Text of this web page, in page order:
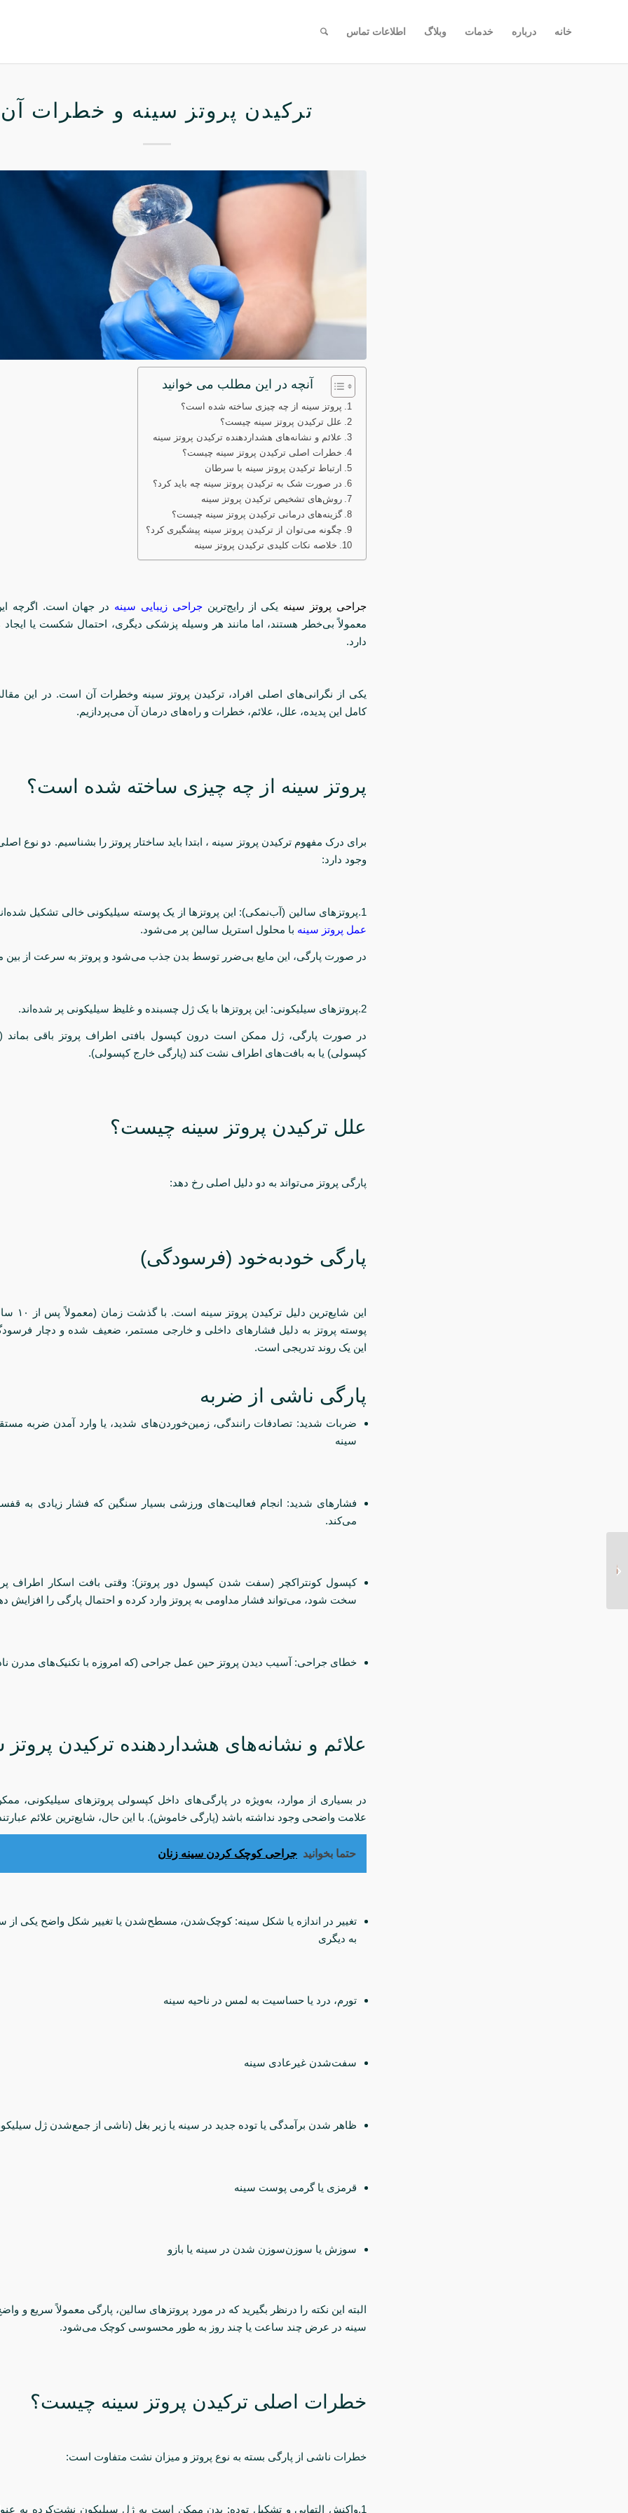
خانه درباره خدمات وبلاگ اطلاعات تماس
ترکیدن پروتز سینه و خطرات آن
آنچه در این مطلب می خوانید
پروتز سینه از چه چیزی ساخته شده است؟
علل ترکیدن پروتز سینه چیست؟
علائم و نشانه‌های هشداردهنده ترکیدن پروتز سینه
خطرات اصلی ترکیدن پروتز سینه چیست؟
ارتباط ترکیدن پروتز سینه با سرطان
در صورت شک به ترکیدن پروتز سینه چه باید کرد؟
روش‌های تشخیص ترکیدن پروتز سینه
گزینه‌های درمانی ترکیدن پروتز سینه چیست؟
چگونه می‌توان از ترکیدن پروتز سینه پیشگیری کرد؟
خلاصه نکات کلیدی ترکیدن پروتز سینه
جراحی پروتز سینه یکی از رایج‌ترین جراحی زیبایی سینه در جهان است. اگرچه
معمولاً بی‌خطر هستند، اما مانند هر وسیله پزشکی دیگری، احتمال شکست یا
دارد.
یکی از نگرانی‌های اصلی افراد، ترکیدن پروتز سینه وخطرات آن است. در این
کامل این پدیده، علل، علائم، خطرات و راه‌های درمان آن می‌پردازیم.
پروتز سینه از چه چیزی ساخته شده است؟
برای درک مفهوم ترکیدن پروتز سینه ، ابتدا باید ساختار پروتز را بشناسیم. دو نوع
وجود دارد:
1.پروتزهای سالین (آب‌نمکی): این پروتزها از یک پوسته سیلیکونی خالی تشکیل شده‌اند که در حین
عمل پروتز سینه با محلول استریل سالین پر می‌شود.
در صورت پارگی، این مایع بی‌ضرر توسط بدن جذب می‌شود و پروتز به سرعت از بین
2.پروتزهای سیلیکونی: این پروتزها با یک ژل چسبنده و غلیظ سیلیکونی پر شده‌اند.
در صورت پارگی، ژل ممکن است درون کپسول بافتی اطراف پروتز باقی بماند
کپسولی) یا به بافت‌های اطراف نشت کند (پارگی خارج کپسولی).
علل ترکیدن پروتز سینه چیست؟
پارگی پروتز می‌تواند به دو دلیل اصلی رخ دهد:
پارگی خودبه‌خود (فرسودگی)
این شایع‌ترین
پوسته پروتز به دلیل فشارهای داخلی و خارجی مستمر، ضعیف شده و دچار
این یک روند تدریجی است.
پارگی ناشی از ضربه
ضربات شدید: تصادفات رانندگی، زمین‌خوردن‌های شدید، یا وارد آمدن ضربه
سینه
فشارهای شدید: انجام فعالیت‌های ورزشی بسیار سنگین که فشار زیادی به
می‌کند.
کپسول کونتراکچر (سفت شدن کپسول دور پروتز): وقتی بافت اسکار اطراف
سخت شود، می‌تواند فشار مداومی به پروتز وارد کرده و احتمال پارگی را افزایش
خطای جراحی: آسیب دیدن پروتز حین عمل جراحی (که امروزه با تکنیک‌های مدرن
علائم و نشانه‌های هشداردهنده ترکیدن پروتز
در بسیاری از موارد، به‌ویژه در پارگی‌های داخل کپسولی پروتزهای سیلیکونی،
علامت واضحی وجود نداشته باشد (پارگی خاموش). با این حال، شایع‌ترین علائم
حتما بخوانید جراحی کوچک کردن سینه زنان
تغییر در اندازه یا شکل سینه: کوچک‌شدن، مسطح‌شدن یا تغییر شکل واضح یکی از
به دیگری
تورم، درد یا حساسیت به لمس در ناحیه سینه
سفت‌شدن غیرعادی سینه
ظاهر شدن برآمدگی یا توده جدید در سینه یا زیر بغل (ناشی از جمع‌شدن ژل
قرمزی یا گرمی پوست سینه
سوزش یا سوزن‌سوزن شدن در سینه یا بازو
البته این نکته را درنظر بگیرید که در مورد پروتزهای سالین، پارگی معمولاً سریع و
سینه در عرض چند ساعت یا چند روز به طور محسوسی کوچک می‌شود.
خطرات اصلی ترکیدن پروتز سینه چیست؟
خطرات ناشی از پارگی بسته به نوع پروتز و میزان نشت متفاوت است:
1.واکنش التهابی و تشکیل توده: بدن ممکن است به ژل سیلیکون نشت‌کرده به